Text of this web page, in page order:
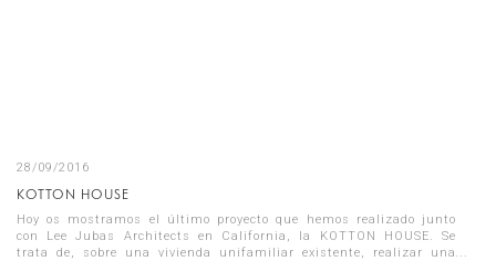
28/09/2016
KOTTON HOUSE
Hoy os mostramos el último proyecto que hemos realizado junto
con Lee Jubas Architects en California, la KOTTON HOUSE. Se
trata de, sobre una vivienda unifamiliar existente, realizar una